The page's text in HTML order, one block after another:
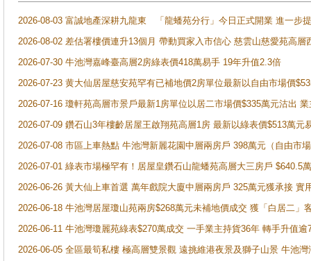
2026-08-03 富誠地產深耕九龍東 「龍蟠苑分行」今日正式開業 進一步
2026-08-02 差估署樓價連升13個月 帶動買家入市信心 慈雲山慈愛苑高層
2026-07-30 牛池灣嘉峰臺高層2房綠表價418萬易手 19年升值2.3倍
2026-07-23 黄大仙居屋慈安苑罕有已補地價2房單位最新以自由市場價
2026-07-16 瓊軒苑高層市景戶最新1房單位以居二市場價$335萬元沽出
2026-07-09 鑽石山3年樓齡居屋王啟翔苑高層1房 最新以綠表價$513萬元
2026-07-08 市區上車熱點 牛池灣新麗花園中層兩房戶 398萬元（自由市
2026-07-01 綠表市場極罕有！居屋皇鑽石山龍蟠苑高層大三房戶
2026-06-26 黃大仙上車首選 萬年戲院大廈中層兩房戶 325萬元獲承接 實
2026-06-18 牛池灣居屋瓊山苑兩房$268萬元未補地價成交 獲「白居二」
2026-06-11 牛池灣瓊麗苑綠表$270萬成交 一手業主持貨36年 轉手升值逾
2026-06-05 全區最筍私樓 極高層雙景觀 遠挑維港夜景及獅子山景 牛池